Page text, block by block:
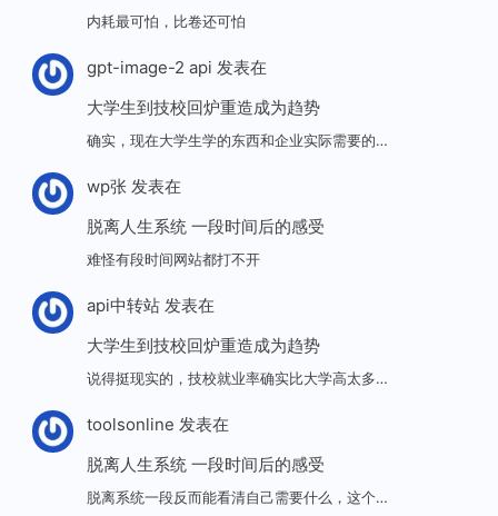
内耗最可怕，比卷还可怕
gpt-image-2 api 发表在
大学生到技校回炉重造成为趋势
确实，现在大学生学的东西和企业实际需要的…
wp张发表在
脱离人生系统 一段时间后的感受
难怪有段时间网站都打不开
api中转站发表在
大学生到技校回炉重造成为趋势
说得挺现实的，技校就业率确实比大学高太多…
toolsonline 发表在
脱离人生系统 一段时间后的感受
脱离系统一段反而能看清自己需要什么，这个…